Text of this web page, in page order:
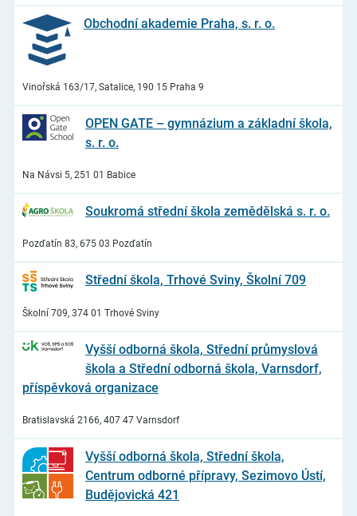
Obchodní akademie Praha, s. r. o.
Vinořská 163/17, Satalice, 190 15 Praha 9
OPEN GATE – gymnázium a základní škola,
s. r. o.
Na Návsi 5, 251 01 Babice
Soukromá střední škola zemědělská s. r. o.
Pozďatín 83, 675 03 Pozďatín
Střední škola, Trhové Sviny, Školní 709
Školní 709, 374 01 Trhové Sviny
Vyšší odborná škola, Střední průmyslová
škola a Střední odborná škola, Varnsdorf,
příspěvková organizace
Bratislavská 2166, 407 47 Varnsdorf
Vyšší odborná škola, Střední škola,
Centrum odborné přípravy, Sezimovo Ústí,
Budějovická 421